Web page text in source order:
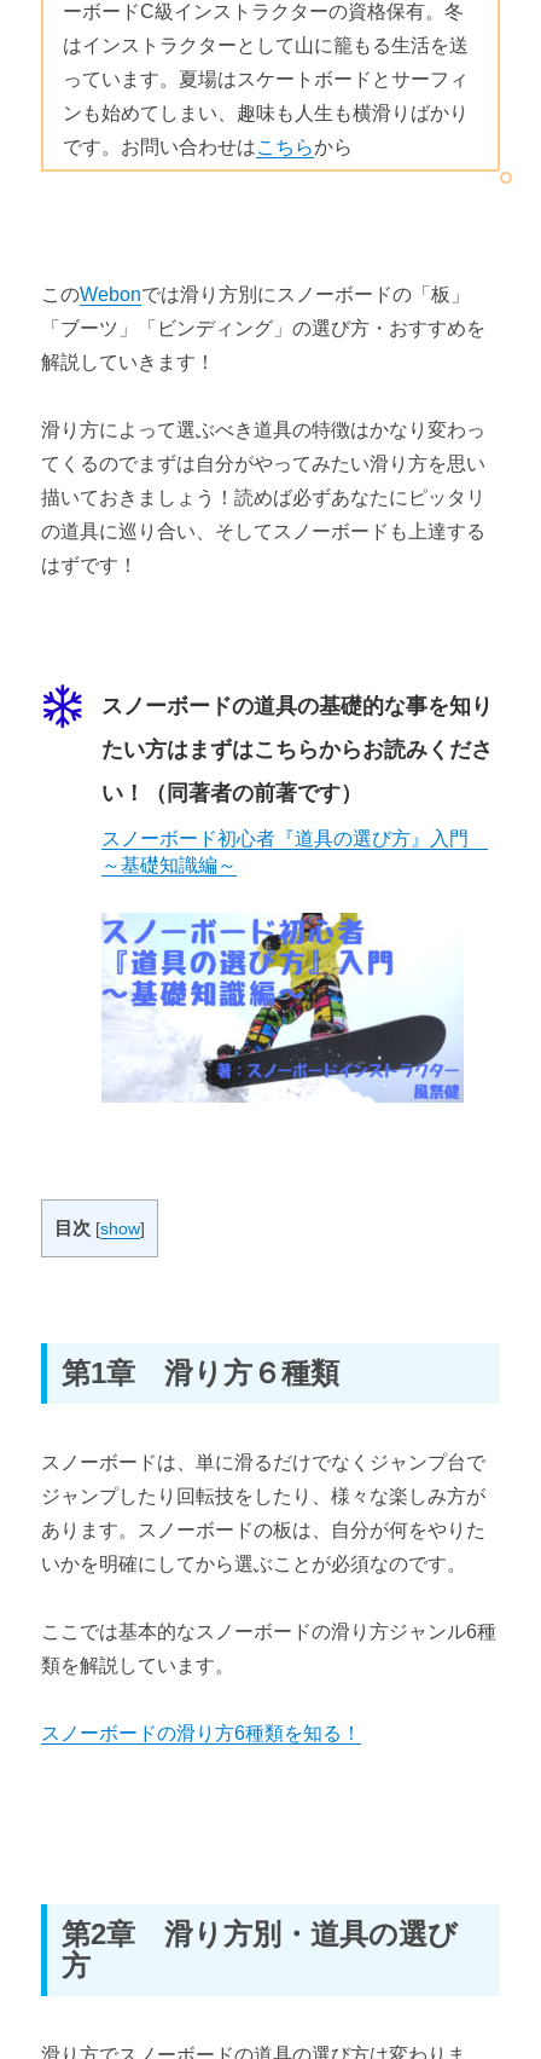
ーボードC級インストラクターの資格保有。冬
はインストラクターとして山に籠もる生活を送
っています。夏場はスケートボードとサーフィ
ンも始めてしまい、趣味も人生も横滑りばかり
です。お問い合わせはこちらから
このWebonでは滑り方別にスノーボードの「板」
「ブーツ」「ビンディング」の選び方・おすすめを
解説していきます！
滑り方によって選ぶべき道具の特徴はかなり変わっ
てくるのでまずは自分がやってみたい滑り方を思い
描いておきましょう！読めば必ずあなたにピッタリ
の道具に巡り合い、そしてスノーボードも上達する
はずです！
スノーボードの道具の基礎的な事を知り
たい方はまずはこちらからお読みくださ
い！（同著者の前著です）
スノーボード初心者『道具の選び方』入門
～基礎知識編～
目次 [show]
第1章 滑り方６種類
スノーボードは、単に滑るだけでなくジャンプ台で
ジャンプしたり回転技をしたり、様々な楽しみ方が
あります。スノーボードの板は、自分が何をやりた
いかを明確にしてから選ぶことが必須なのです。
ここでは基本的なスノーボードの滑り方ジャンル6種
類を解説しています。
スノーボードの滑り方6種類を知る！
第2章 滑り方別・道具の選び
方